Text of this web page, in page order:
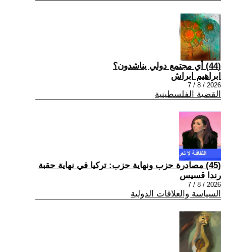
(44) أي مجتمع دولي يناشدون؟
ابراهيم ابراش
2026 / 8 / 7
القضية الفلسطينية
(45) مصادرة حزب ونهاية حزب: تركيا في نهاية حقبة
رندا قسيس
2026 / 8 / 7
السياسة والعلاقات الدولية